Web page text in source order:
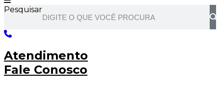
Pesquisar
Atendimento
Fale Conosco